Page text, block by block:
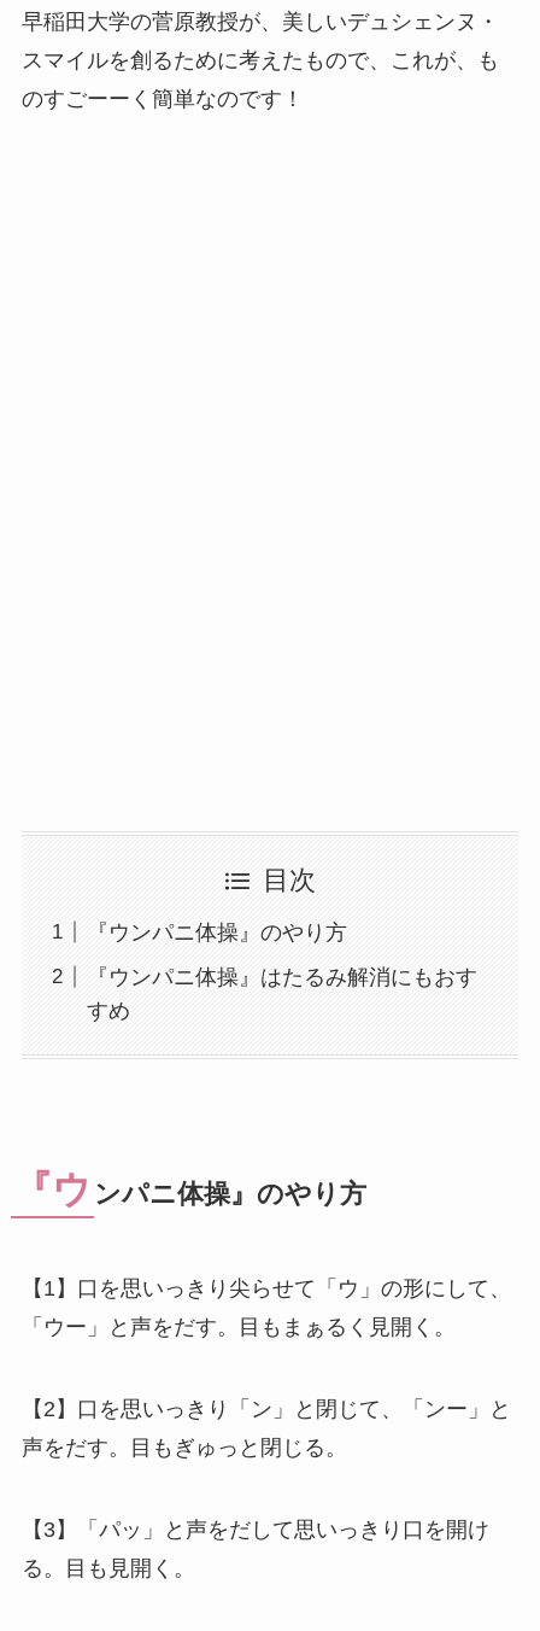
早稲田大学の菅原教授が、美しいデュシェンヌ・
スマイルを創るために考えたもので、これが、も
のすごーーく簡単なのです！
目次
『ウンパニ体操』のやり方
『ウンパニ体操』はたるみ解消にもおす
すめ
『ウ ンパニ体操』のやり方
【1】口を思いっきり尖らせて「ウ」の形にして、
「ウー」と声をだす。目もまぁるく見開く。
【2】口を思いっきり「ン」と閉じて、「ンー」と
声をだす。目もぎゅっと閉じる。
【3】「パッ」と声をだして思いっきり口を開け
る。目も見開く。